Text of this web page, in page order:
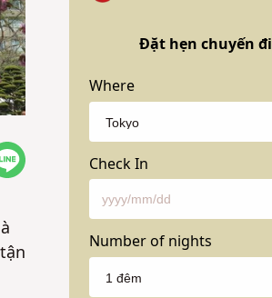
Đặt hẹn chuyến đi
Where
Check In
Number of nights